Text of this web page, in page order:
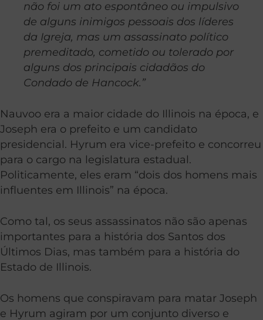
não foi um ato espontâneo ou impulsivo
de alguns inimigos pessoais dos líderes
da Igreja, mas um assassinato político
premeditado, cometido ou tolerado por
alguns dos principais cidadãos do
Condado de Hancock.”
Nauvoo era a maior cidade do Illinois na época, e
Joseph era o prefeito e um candidato
presidencial. Hyrum era vice-prefeito e concorreu
para o cargo na legislatura estadual.
Politicamente, eles eram “dois dos homens mais
influentes em Illinois” na época.
Como tal, os seus assassinatos não são apenas
importantes para a história dos Santos dos
Últimos Dias, mas também para a história do
Estado de Illinois.
Os homens que conspiravam para matar Joseph
e Hyrum agiram por um conjunto diverso e